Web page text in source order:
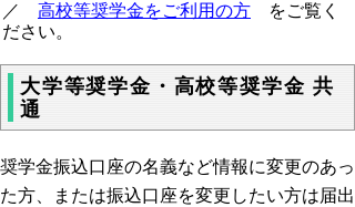
／ 高校等奨学金をご利用の方 をご覧く
ださい。
大学等奨学金・高校等奨学金 共
通
奨学金振込口座の名義など情報に変更のあっ
た方、または振込口座を変更したい方は届出